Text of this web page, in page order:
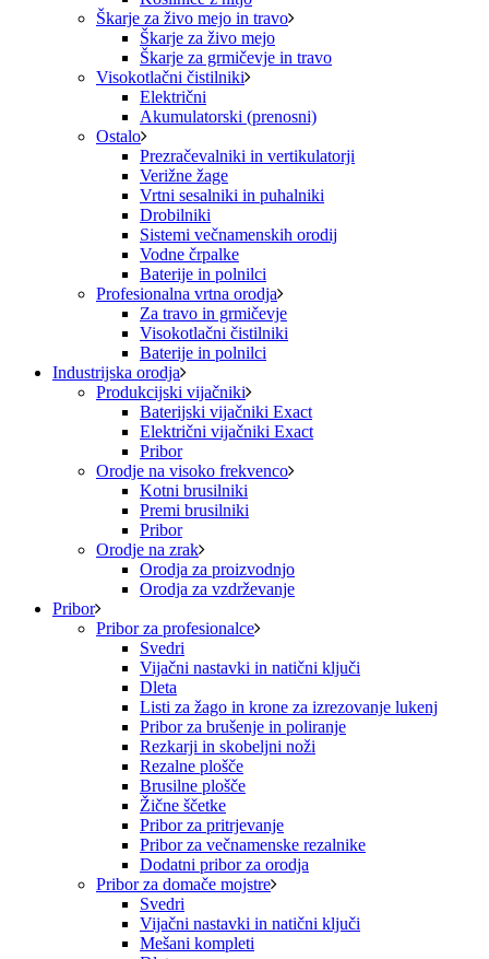
Škarje za živo mejo in travo
Škarje za živo mejo
Škarje za grmičevje in travo
Visokotlačni čistilniki
Električni
Akumulatorski (prenosni)
Ostalo
Prezračevalniki in vertikulatorji
Verižne žage
Vrtni sesalniki in puhalniki
Drobilniki
Sistemi večnamenskih orodij
Vodne črpalke
Baterije in polnilci
Profesionalna vrtna orodja
Za travo in grmičevje
Visokotlačni čistilniki
Baterije in polnilci
Industrijska orodja
Produkcijski vijačniki
Baterijski vijačniki Exact
Električni vijačniki Exact
Pribor
Orodje na visoko frekvenco
Kotni brusilniki
Premi brusilniki
Pribor
Orodje na zrak
Orodja za proizvodnjo
Orodja za vzdrževanje
Pribor
Pribor za profesionalce
Svedri
Vijačni nastavki in natični ključi
Dleta
Listi za žago in krone za izrezovanje lukenj
Pribor za brušenje in poliranje
Rezkarji in skobeljni noži
Rezalne plošče
Brusilne plošče
Žične ščetke
Pribor za pritrjevanje
Pribor za večnamenske rezalnike
Dodatni pribor za orodja
Pribor za domače mojstre
Svedri
Vijačni nastavki in natični ključi
Mešani kompleti